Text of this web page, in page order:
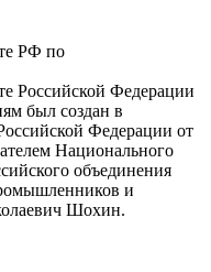
РФ по
Российской Федерации
был создан в
Федерации от
Национального
объединения
и
Шохин.